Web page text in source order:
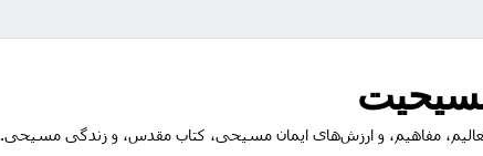
مفاهیم، و ارزش‌های ایمان مسیحی، کتاب مقدس، و زندگی مسیحی.